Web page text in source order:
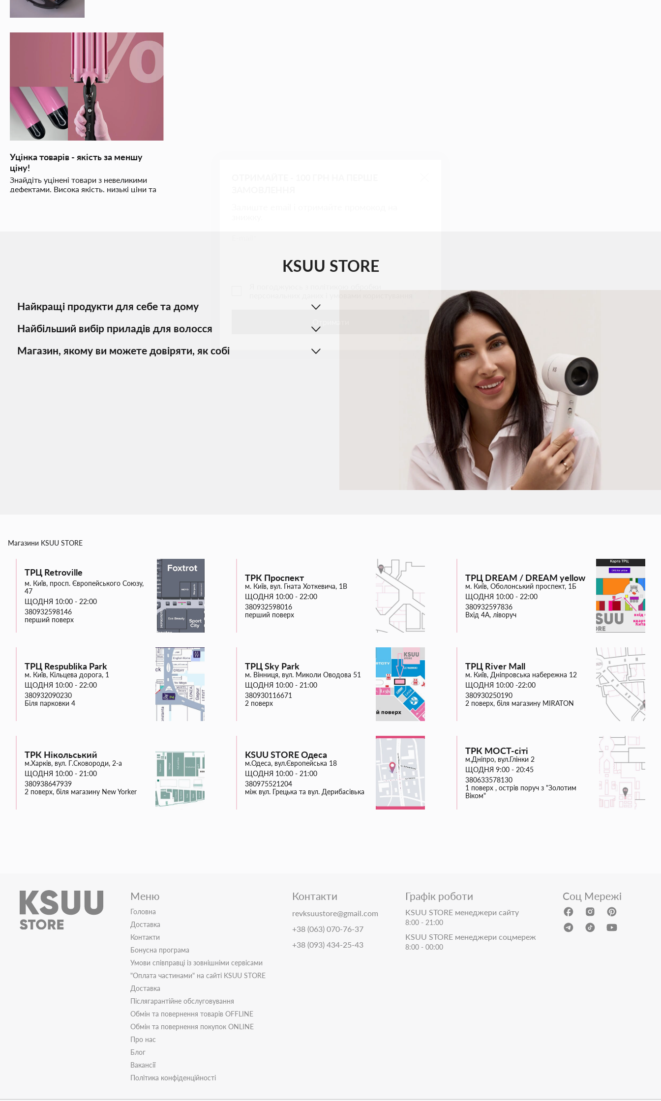
Уцінка товарів - якість за меншу
ціну!
Знайдіть уцінені товари з невеликими
дефектами. Висока якість, низькі ціни та
KSUU STORE
Найкращі продукти для себе та дому
Найбільший вибір приладів для волосся
Магазин, якому ви можете довіряти, як собі
Магазини KSUU STORE
ТРЦ Retroville
м. Київ, просп. Європейського Союзу,
47
ЩОДНЯ 10:00 - 22:00
380932598146
перший поверх
ТРК Проспект
м. Київ, вул. Гната Хоткевича, 1В
ЩОДНЯ 10:00 - 22:00
380932598016
перший поверх
ТРЦ DREAM / DREAM yellow
м. Київ, Оболонський проспект, 1Б
ЩОДНЯ 10:00 - 22:00
380932597836
Вхід 4А, ліворуч
ТРЦ Respublika Park
м. Київ, Кільцева дорога, 1
ЩОДНЯ 10:00 - 22:00
380932090230
Біля парковки 4
ТРЦ Sky Park
м. Вінниця, вул. Миколи Оводова 51
ЩОДНЯ 10:00 - 21:00
380930116671
2 поверх
ТРЦ River Mall
м. Київ, Дніпровська набережна 12
ЩОДНЯ 10:00 -22:00
380930250190
2 поверх, біля магазину MIRATON
ТРК Нікольський
м.Харків, вул. Г.Сковороди, 2-а
ЩОДНЯ 10:00 - 21:00
380938647939
2 поверх, біля магазину New Yorker
KSUU STORE Одеса
м.Одеса, вул.Європейська 18
ЩОДНЯ 10:00 - 21:00
380975521204
між вул. Грецька та вул. Дерибасівька
ТРК МОСТ-сіті
м.Дніпро, вул.Глінки 2
ЩОДНЯ 9:00 - 20:45
380633578130
1 поверх , острів поруч з "Золотим
Віком"
Меню
Головна
Доставка
Контакти
Бонусна програма
Умови співправці із зовнішніми сервісами
"Оплата частинами" на сайті KSUU STORE
Доставка
Післягарантійне обслуговування
Обмін та повернення товарів OFFLINE
Обмін та повернення покупок ONLINE
Про нас
Блог
Вакансії
Політика конфіденційності
Контакти
revksuustore@gmail.com
+38 (063) 070-76-37
+38 (093) 434-25-43
Графік роботи
KSUU STORE менеджери сайту
8:00 - 21:00
KSUU STORE менеджери соцмереж
8:00 - 00:00
Соц Мережі